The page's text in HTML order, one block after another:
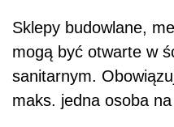
Sklepy budowlane,
mogą być otwarte w
sanitarnym.
maks. jedna osoba